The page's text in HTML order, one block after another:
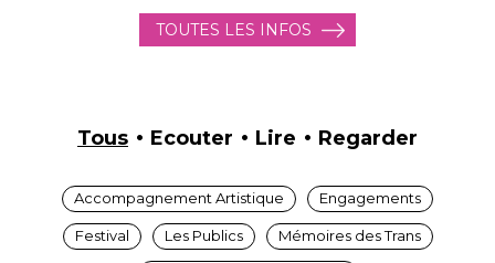
TOUTES LES INFOS
Tous Ecouter Lire Regarder
Accompagnement Artistique Engagements
Festival Les Publics Mémoires des Trans